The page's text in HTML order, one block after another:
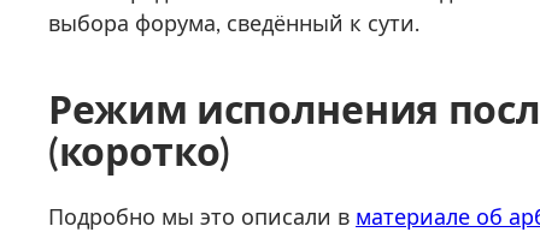
выбора форума, сведённый к сути.
Режим исполнения
(коротко)
Подробно мы это описали в материале об